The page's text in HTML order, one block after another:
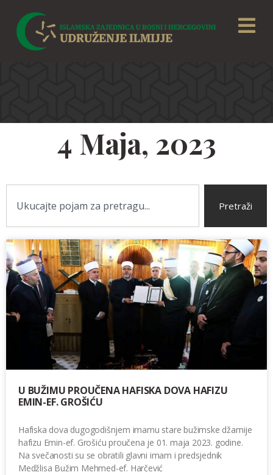
4 Maja, 2023
Pretraži
U BUŽIMU PROUČENA HAFISKA DOVA HAFIZU
EMIN-EF. GROŠIĆU
Hafiska dova dugogodišnjem imamu stare bužimske džamije
hafizu Emin-ef. Grošiću proučena je 01. maja 2023. godine.
Na svečanosti su se obratili glavni imam i predsjednik
Medžlisa Bužim Mehmed-ef. Harčević